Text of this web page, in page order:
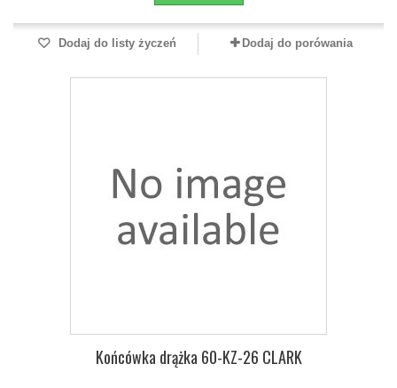
Dodaj do listy życzeń Dodaj do porówania
Końcówka drążka 60-KZ-26 CLARK